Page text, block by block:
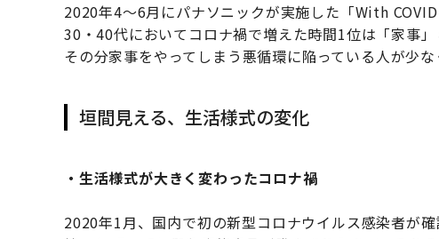
2020年4～6月にパナソニックが実施した「With
30・40代においてコロナ禍で増えた時間1位は「家事
その分家事をやってしまう悪循環に陥っている人が少な
垣間見える、生活様式の変化
・生活様式が大きく変わったコロナ禍
2020年1月、国内で初の新型コロナウイルス感染者が